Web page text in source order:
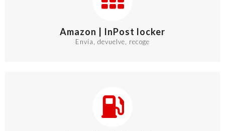
Amazon | InPost locker
Envía, devuelve, recoge